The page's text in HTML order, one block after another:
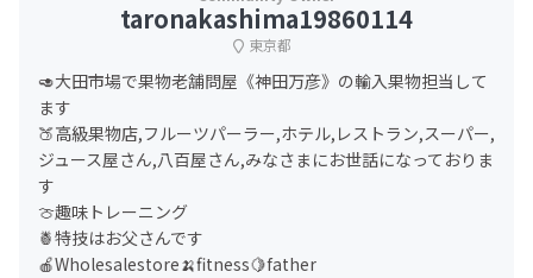
taronakashima19860114
東京都
🥑大田市場で果物老舗問屋《神田万彦》の輸入果物担当して
ます
🍑高級果物店,フルーツパーラー,ホテル,レストラン,スーパー,
ジュース屋さん,八百屋さん,みなさまにお世話になっておりま
す
🍈趣味トレーニング
🍍特技はお父さんです
🍎Wholesalestore🍌fitness🍋father